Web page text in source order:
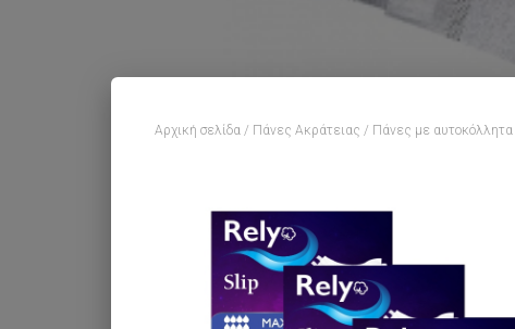
Αρχική σελίδα / Πάνες Ακράτειας / Πάνες με αυτοκόλλητα